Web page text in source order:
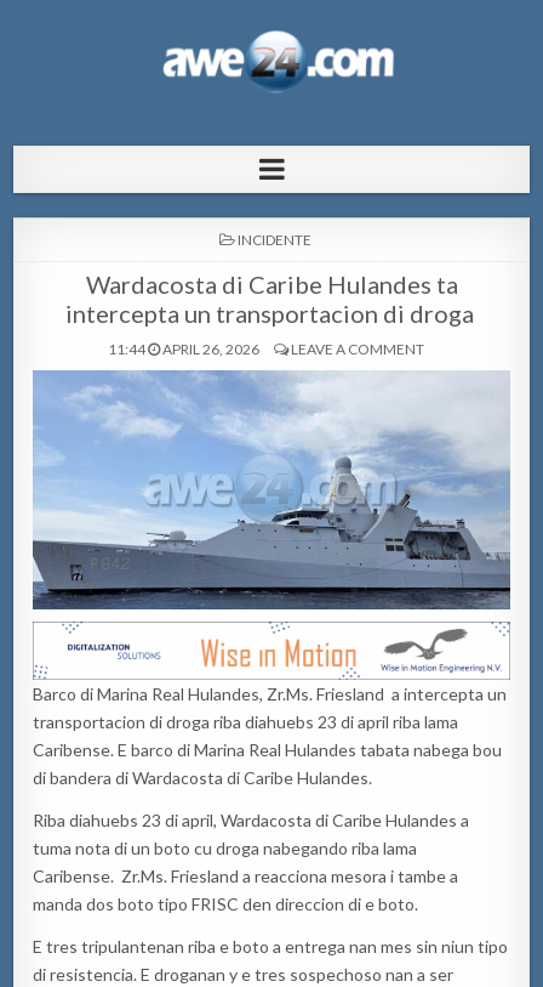
pa Aruba
POSTED
INCIDENTE
Wardacosta di Caribe Hulandes ta
intercepta un transportacion di droga
11:44 APRIL 26, 2026 LEAVE A COMMENT
Barco di Marina Real Hulandes, Zr.Ms. Friesland a intercepta un
transportacion di droga riba diahuebs 23 di april riba lama
Caribense. E barco di Marina Real Hulandes tabata nabega bou
di bandera di Wardacosta di Caribe Hulandes.
Riba diahuebs 23 di april, Wardacosta di Caribe Hulandes a
tuma nota di un boto cu droga nabegando riba lama
Caribense. Zr.Ms. Friesland a reacciona mesora i tambe a
manda dos boto tipo FRISC den direccion di e boto.
E tres tripulantenan riba e boto a entrega nan mes sin niun tipo
di resistencia. E droganan y e tres sospechoso nan a ser